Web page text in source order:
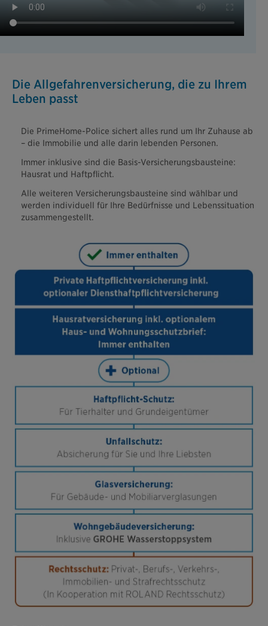
Die Allgefahrenversicherung, die zu Ihrem
Leben passt
Die PrimeHome-Police sichert alles rund um Ihr Zuhause ab
– die Immobilie und alle darin lebenden Personen.
Immer inklusive sind die Basis-Versicherungsbausteine:
Hausrat und Haftpflicht.
Alle weiteren Versicherungsbausteine sind wählbar und
werden individuell für Ihre Bedürfnisse und Lebenssituation
zusammengestellt.